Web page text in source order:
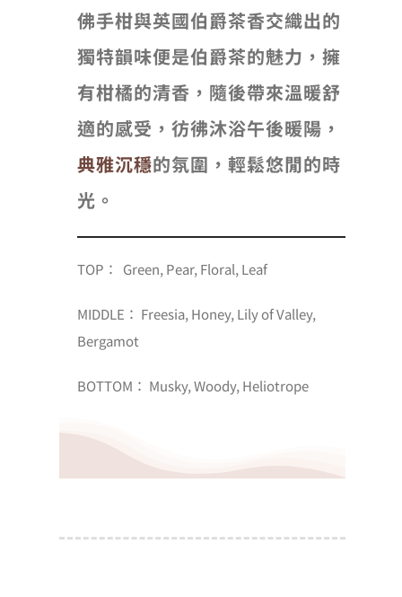
佛手柑與英國伯爵茶香交織出的
獨特韻味便是伯爵茶的魅力，擁
有柑橘的清香，隨後帶來溫暖舒
適的感受，彷彿沐浴午後暖陽，
典雅沉穩的氛圍，輕鬆悠閒的時
光。
TOP： Green, Pear, Floral, Leaf
MIDDLE： Freesia, Honey, Lily of Valley,
Bergamot
BOTTOM： Musky, Woody, Heliotrope